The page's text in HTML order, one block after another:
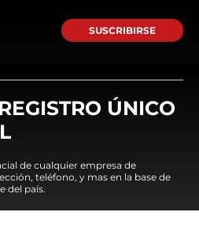
SUSCRIBIRSE
ÚNICO
de cualquier empresa de
teléfono, y mas en la base de
del país.